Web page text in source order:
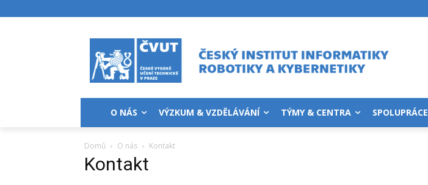
O NÁS VÝZKUM & VZDĚLÁVÁNÍ TÝMY & CENTRA SPOLUPRÁCE
Domů O nás Kontakt
Kontakt